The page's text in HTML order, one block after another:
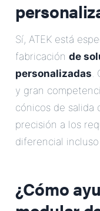
Sí, ATEK está
fabricación de
personalizadas.
y gran
cónicos de salida
precisión a los
diferencial
¿Cómo